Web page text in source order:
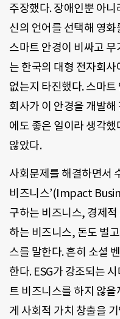
주장했다. 장애인뿐 아
신의 언어를 선택해 영화
스마트 안경이 비싸고
는 한국의 대형 전자회
없는지 타진했다. 스마
회사가 이 안경을 개발
에도 좋은 일이라 생각했
않았다.
사회문제를 해결하면서
비즈니스’(Impact
구하는 비즈니스, 경제
하는 비즈니스, 돈도 벌
스를 말한다. 흔히 소셜
한다. ESG가 강조되는
트 비즈니스를 하지 않
게 사회적 가치 창출을